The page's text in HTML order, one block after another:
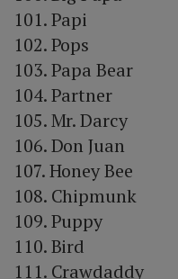
101. Papi
102. Pops
103. Papa Bear
104. Partner
105. Mr. Darcy
106. Don Juan
107. Honey Bee
108. Chipmunk
109. Puppy
110. Bird
111. Crawdaddy